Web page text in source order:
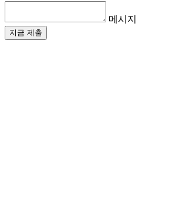
메시지
지금 제출